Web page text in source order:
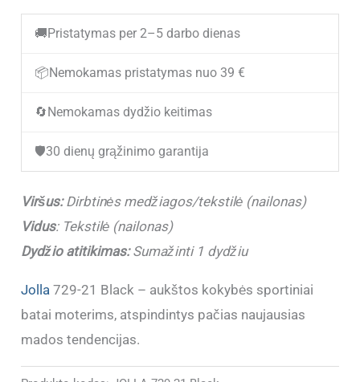
(IŠPARDUOTA)
Stilingi
sportbačiai
ant
🚚Pristatymas per 2–5 darbo dienas
📦Nemokamas pristatymas nuo 39 €
🔄Nemokamas dydžio keitimas
🛡️30 dienų grąžinimo garantija
Viršus:Dirbtinės medžiagos/tekstilė (nailonas)
Vidus: Tekstilė (nailonas)
Dydžio atitikimas:Sumažinti 1 dydžiu
Jolla 729-21 Black – aukštos kokybės sportiniai
batai moterims, atspindintys pačias naujausias
mados tendencijas.